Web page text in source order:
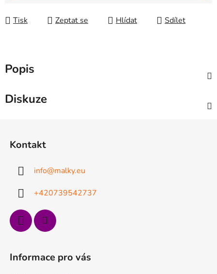
Tisk Zeptat se Hlídat Sdílet
Popis
Diskuze
Kontakt
info@malky.eu
+420739542737
Informace pro vás